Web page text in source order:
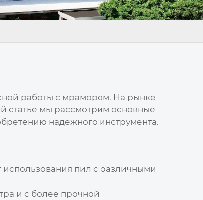
работы с мрамором. На рынке
статье мы рассмотрим основные
надежного инструмента.
использования пил с различными
и с более прочной